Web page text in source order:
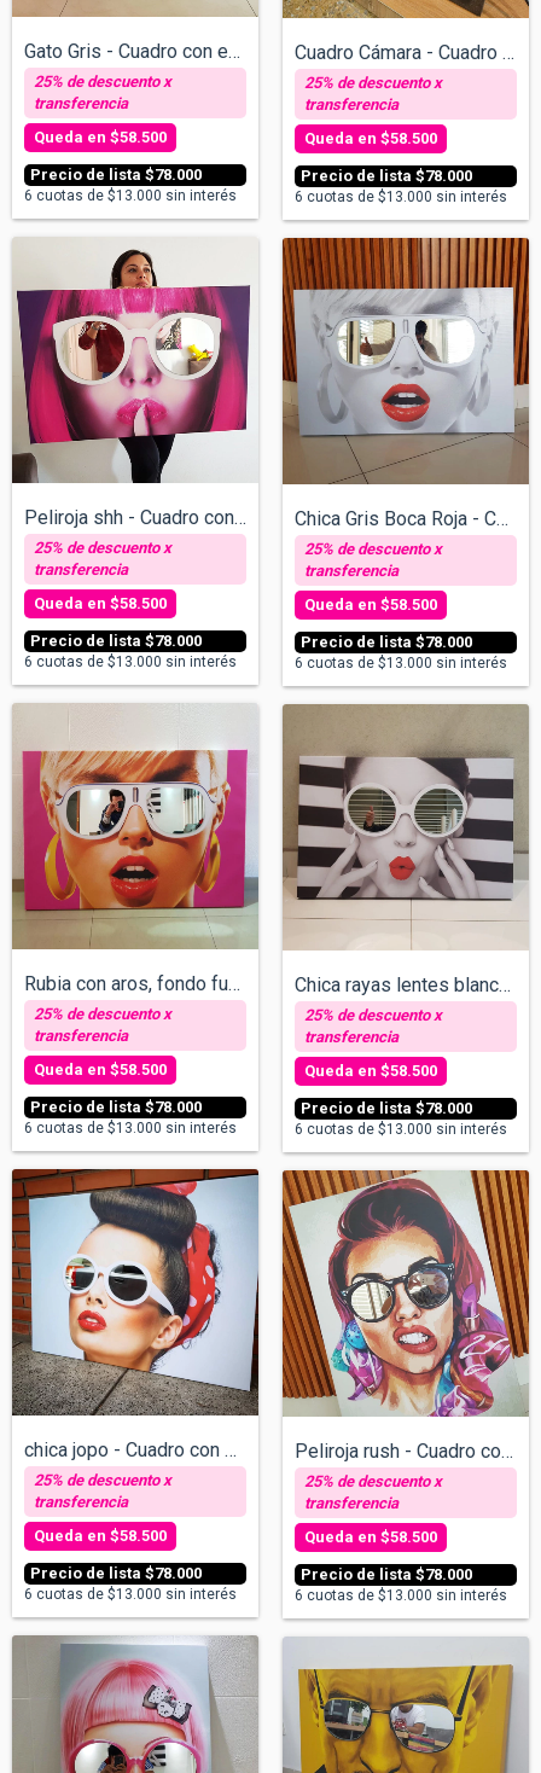
Gato Gris - Cuadro con espejos v/tamaños
$78.000
$58.500
6 cuotas de $13.000 sin interés
Cuadro Cámara - Cuadro con espejos v/tam...
$78.000
$58.500
6 cuotas de $13.000 sin interés
Peliroja shh - Cuadro con espejos - v/ta...
$78.000
$58.500
6 cuotas de $13.000 sin interés
Chica Gris Boca Roja - Cuadro con espejo...
$78.000
$58.500
6 cuotas de $13.000 sin interés
Rubia con aros, fondo fucsia - Cuadro co...
$78.000
$58.500
6 cuotas de $13.000 sin interés
Chica rayas lentes blancos - Cuadro con...
$78.000
$58.500
6 cuotas de $13.000 sin interés
chica jopo - Cuadro con espejos - v/tama...
$78.000
$58.500
6 cuotas de $13.000 sin interés
Peliroja rush - Cuadro con espejos - v/t...
$78.000
$58.500
6 cuotas de $13.000 sin interés